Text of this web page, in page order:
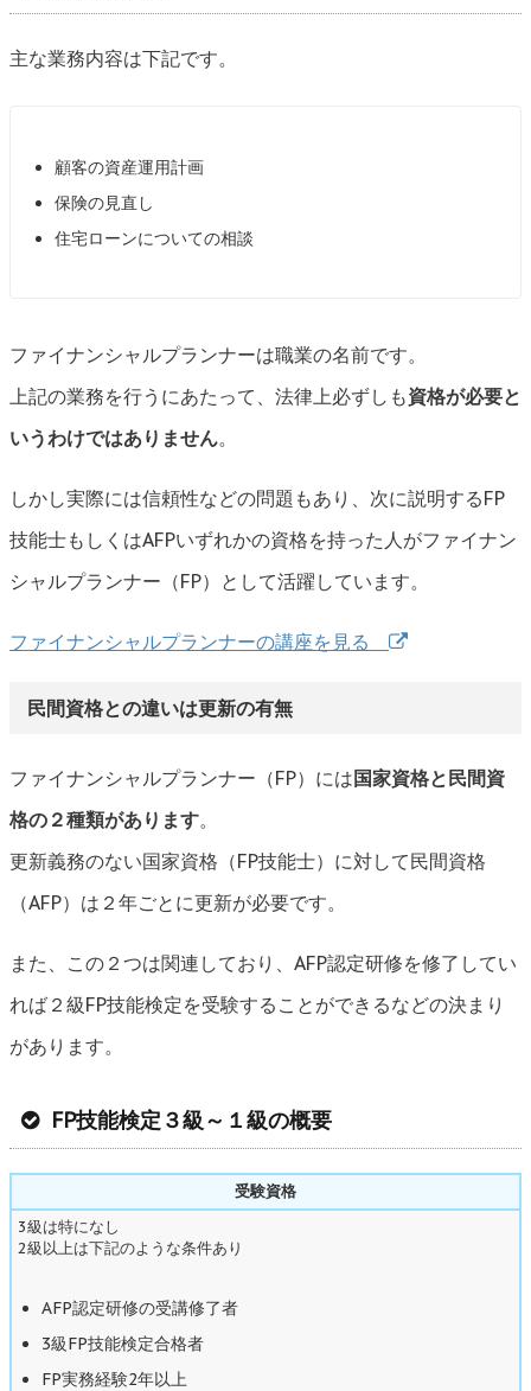
主な業務内容は下記です。
顧客の資産運用計画
保険の見直し
住宅ローンについての相談
ファイナンシャルプランナーは職業の名前です。
上記の業務を行うにあたって、法律上必ずしも資格が必要と
いうわけではありません。
しかし実際には信頼性などの問題もあり、次に説明するFP
技能士もしくはAFPいずれかの資格を持った人がファイナン
シャルプランナー（FP）として活躍しています。
ファイナンシャルプランナーの講座を見る
民間資格との違いは更新の有無
ファイナンシャルプランナー（FP）には国家資格と民間資
格の２種類があります。
更新義務のない国家資格（FP技能士）に対して民間資格
（AFP）は２年ごとに更新が必要です。
また、この２つは関連しており、AFP認定研修を修了してい
れば２級FP技能検定を受験することができるなどの決まり
があります。
FP技能検定３級～１級の概要
受験資格
3級は特になし
2級以上は下記のような条件あり
AFP認定研修の受講修了者
3級FP技能検定合格者
FP実務経験2年以上